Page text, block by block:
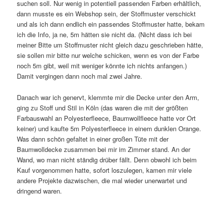
suchen soll. Nur wenig in potentiell passenden Farben erhältlich,
dann musste es ein Webshop sein, der Stoffmuster verschickt
und als ich dann endlich ein passendes Stoffmuster hatte, bekam
ich die Info, ja ne, 5m hätten sie nicht da. (Nicht dass ich bei
meiner Bitte um Stoffmuster nicht gleich dazu geschrieben hätte,
sie sollen mir bitte nur welche schicken, wenn es von der Farbe
noch 5m gibt, weil mit weniger könnte ich nichts anfangen.)
Damit vergingen dann noch mal zwei Jahre.
Danach war ich genervt, klemmte mir die Decke unter den Arm,
ging zu Stoff und Stil in Köln (das waren die mit der größten
Farbauswahl an Polyesterfleece, Baumwollfleece hatte vor Ort
keiner) und kaufte 5m Polyesterfleece in einem dunklen Orange.
Was dann schön gefaltet in einer großen Tüte mit der
Baumwolldecke zusammen bei mir im Zimmer stand. An der
Wand, wo man nicht ständig drüber fällt. Denn obwohl ich beim
Kauf vorgenommen hatte, sofort loszulegen, kamen mir viele
andere Projekte dazwischen, die mal wieder unerwartet und
dringend waren.